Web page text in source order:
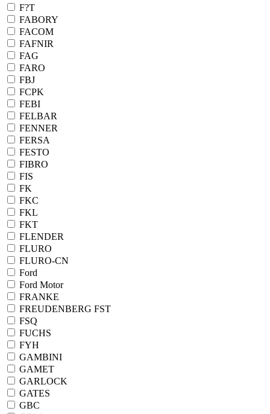
F?T
FABORY
FACOM
FAFNIR
FAG
FARO
FBJ
FCPK
FEBI
FELBAR
FENNER
FERSA
FESTO
FIBRO
FIS
FK
FKC
FKL
FKT
FLENDER
FLURO
FLURO-CN
Ford
Ford Motor
FRANKE
FREUDENBERG FST
FSQ
FUCHS
FYH
GAMBINI
GAMET
GARLOCK
GATES
GBC